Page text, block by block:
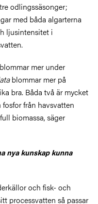
odlingssäsonger;
med båda algarterna
ljusintensitet i
mer under
blommar mer på
bra. Båda två är mycket
från havsvatten
biomassa, säger
nya kunskap kunna
och fisk- och
processvatten så passar